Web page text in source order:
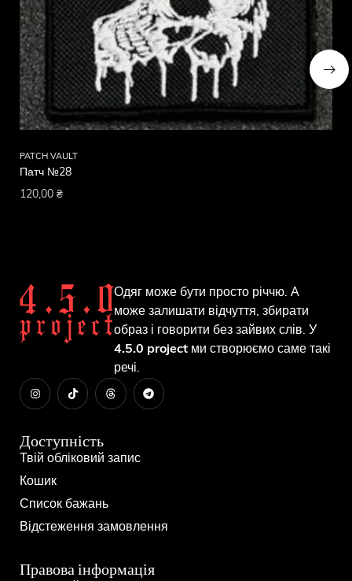
PATCH VAULT
Патч №28
120,00 ₴
Одяг може бути просто річчю. А
може залишати відчуття, збирати
образ і говорити без зайвих слів. У
4.5.0 project ми створюємо саме такі
речі.
Доступність
Твій обліковий запис
Кошик
Список бажань
Відстеження замовлення
Правова інформація